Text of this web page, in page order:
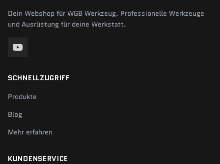
Dein Webshop für WGB Werkzeug. Professionelle Werkzeuge
und Ausrüstung für deine Werkstatt.
SCHNELLZUGRIFF
Produkte
Blog
Mehr erfahren
KUNDENSERVICE